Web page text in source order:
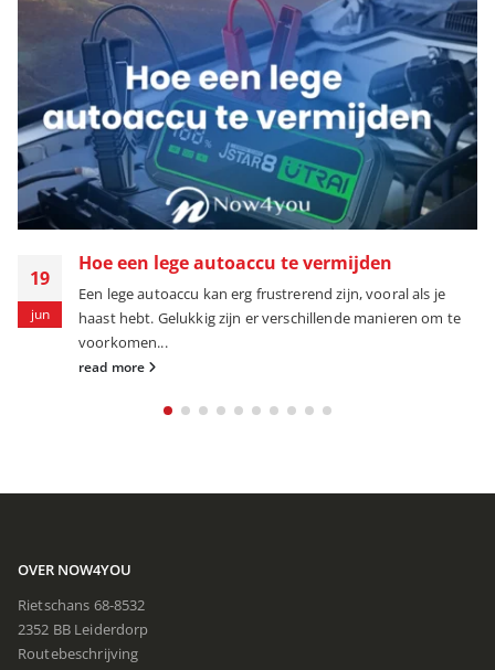
19
jun
Hoe een lege autoaccu te vermijden
Een lege autoaccu kan erg frustrerend zijn, vooral als je
haast hebt. Gelukkig zijn er verschillende manieren om te
voorkomen...
read more
OVER NOW4YOU
Rietschans 68-8532
2352 BB Leiderdorp
Routebeschrijving